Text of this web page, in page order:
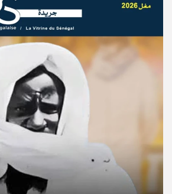
© Copyright 2025, APS